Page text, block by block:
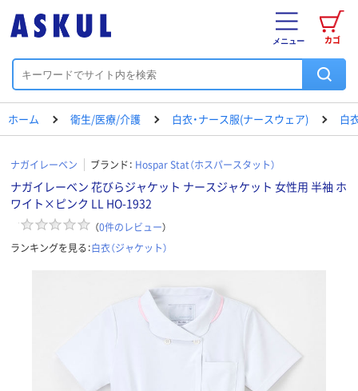
カゴ
メニュー
ホーム 衛生/医療/介護 白衣・ナース服(ナースウェア) 白
ナガイレーベン ブランド： Hospar Stat（ホスパースタット）
ナガイレーベン 花びらジャケット ナースジャケット 女性用 半袖 ホ
ワイト×ピンク LL HO-1932
（0件のレビュー）
ランキングを見る：白衣（ジャケット）